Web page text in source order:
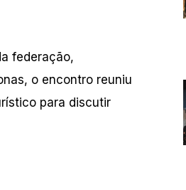
federação,
o encontro reuniu
para discutir